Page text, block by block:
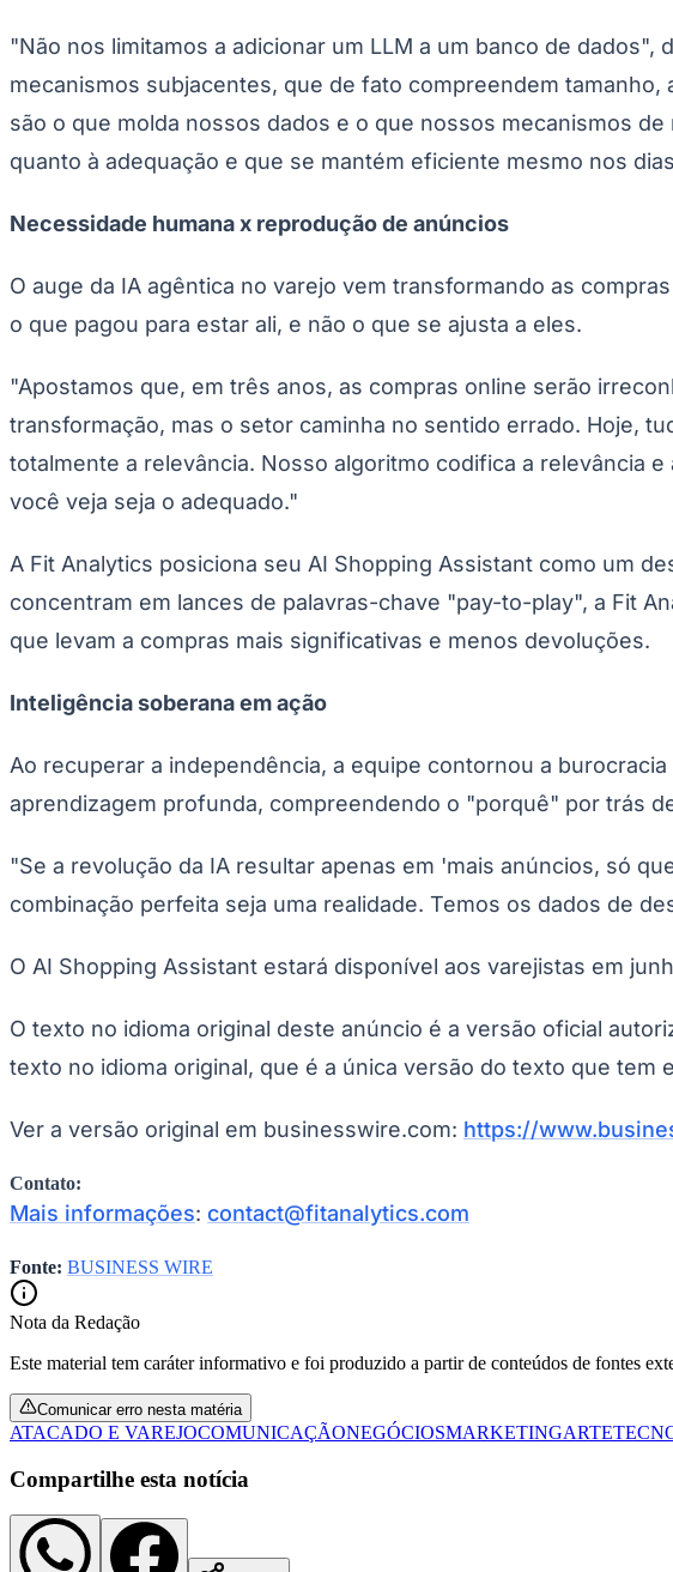
Verificar EmpresaNovo
Publicidade Legal
NBA
Fórmula 1
UFC
MLB
NHL
Atletismo
Vôlei
Competições de Futebol
Brasileirão Série B
Paulistão
Copa do Brasil
Sul-Americana
Copa América
Champions League
La Liga
"Não nos limitamos a adicionar um LLM a um banco de
mecanismos subjacentes, que de fato compreendem
são o que molda nossos dados e o que nossos mecanismos
quanto à adequação e que se mantém eficiente mesmo nos
Necessidade humana x reprodução de anúncios
O auge da IA agêntica ​​no varejo vem transformando as
o que pagou para estar ali, e não o que se ajusta a eles.
"Apostamos que, em três anos, as compras online serão
transformação, mas o setor caminha no sentido errado. Hoje,
totalmente a relevância. Nosso algoritmo codifica a relevância
você veja seja o adequado."
A Fit Analytics posiciona seu AI Shopping Assistant como um
concentram em lances de palavras-chave "pay-to-play", a Fit
que levam a compras mais significativas e menos devoluções.
Inteligência soberana em ação
Ao recuperar a independência, a equipe contornou a
aprendizagem profunda, compreendendo o "porquê" por trás
"Se a revolução da IA ​​resultar apenas em 'mais anúncios, só
combinação perfeita seja uma realidade. Temos os dados de
O AI Shopping Assistant estará disponível aos varejistas em
O texto no idioma original deste anúncio é a versão oficial
texto no idioma original, que é a única versão do texto que tem
Ver a versão original em businesswire.com: https://
Contato:
Mais informações: contact@fitanalytics.com
Fonte: BUSINESS WIRE
Nota da Redação
Este material tem caráter informativo e foi produzido a partir de conteúdos de fontes
Comunicar erro nesta matéria
ATACADO E VAREJOCOMUNICAÇÃONEGÓCIOSMARKETINGARTE
Compartilhe esta notícia